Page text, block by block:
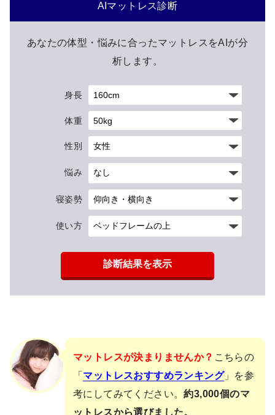
AIマットレス診断
あなたの体型・悩みに合ったマットレスをAIが分
析します。
身長
体重
性別
悩み
寝姿勢
使い方
診断結果を表示
マットレスが決まりませんか？ こちらの
「 マットレスおすすめランキング」を参
考にしてみてください。約3,000個のマ
ットレスから選びました。